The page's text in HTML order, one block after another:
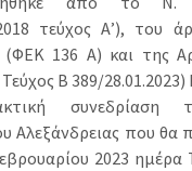
τεύχος Α’), του
(ΦΕΚ 136 Α) και της
Β 389/
συνεδρίαση
Αλεξάνδρειας που θα
2023 ημέρα